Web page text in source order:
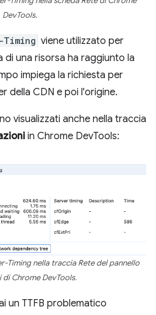
DevTools.
viene utilizzato per
di una risorsa ha raggiunto la
impiega la richiesta per
della CDN e poi l'origine.
visualizzati anche nella traccia
in Chrome DevTools:
Timing nella traccia Rete del pannello
di Chrome DevTools.
un TTFB problematico